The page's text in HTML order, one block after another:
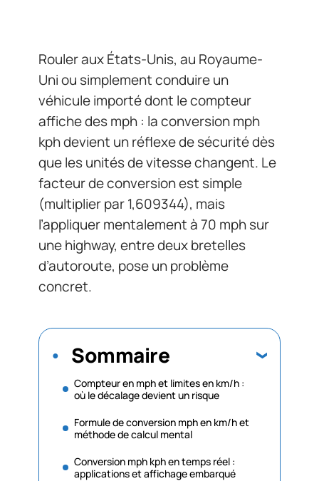
Rouler aux États-Unis, au Royaume-
Uni ou simplement conduire un
véhicule importé dont le compteur
affiche des mph : la conversion mph
kph devient un réflexe de sécurité dès
que les unités de vitesse changent. Le
facteur de conversion est simple
(multiplier par 1,609344), mais
l’appliquer mentalement à 70 mph sur
une highway, entre deux bretelles
d’autoroute, pose un problème
concret.
Sommaire
Compteur en mph et limites en km/h :
où le décalage devient un risque
Formule de conversion mph en km/h et
méthode de calcul mental
Conversion mph kph en temps réel :
applications et affichage embarqué